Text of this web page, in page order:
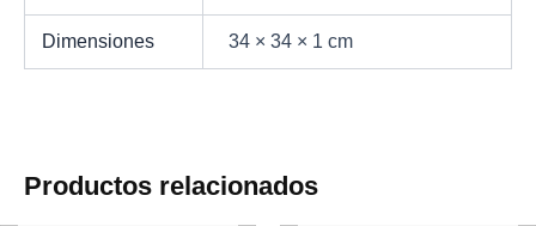
Dimensiones 34 × 34 × 1 cm
Productos relacionados